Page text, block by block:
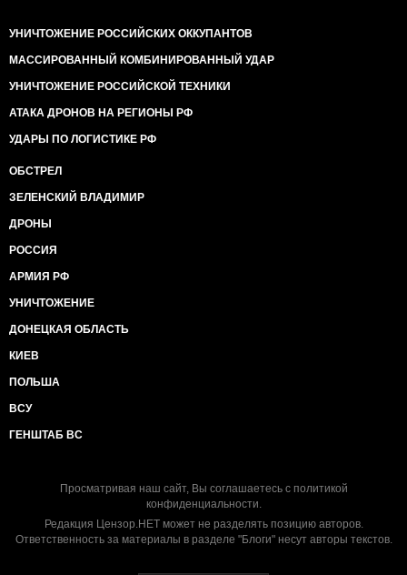
УНИЧТОЖЕНИЕ РОССИЙСКИХ ОККУПАНТОВ
МАССИРОВАННЫЙ КОМБИНИРОВАННЫЙ УДАР
УНИЧТОЖЕНИЕ РОССИЙСКОЙ ТЕХНИКИ
АТАКА ДРОНОВ НА РЕГИОНЫ РФ
УДАРЫ ПО ЛОГИСТИКЕ РФ
ОБСТРЕЛ
ЗЕЛЕНСКИЙ ВЛАДИМИР
ДРОНЫ
РОССИЯ
АРМИЯ РФ
УНИЧТОЖЕНИЕ
ДОНЕЦКАЯ ОБЛАСТЬ
КИЕВ
ПОЛЬША
ВСУ
ГЕНШТАБ ВС
Просматривая наш сайт, Вы соглашаетесь с политикой
конфиденциальности.
Редакция Цензор.НЕТ может не разделять позицию авторов.
Ответственность за материалы в разделе "Блоги" несут авторы текстов.